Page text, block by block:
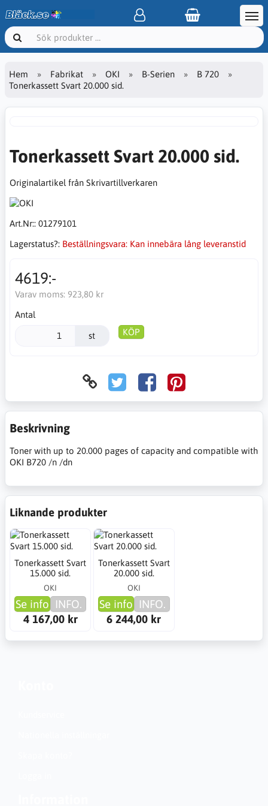
Hem Fabrikat OKI B-Serien
B 720
Tonerkassett Svart 20.000 sid.
Tonerkassett Svart 20.000 sid.
Originalartikel från Skrivartillverkaren
Art.Nr:: 01279101
Lagerstatus?: Beställningsvara: Kan innebära lång leveranstid
4619:-
Varav moms: 923,80 kr
Antal
st KÖP
Beskrivning
Toner with up to 20.000 pages of capacity and compatible with
OKI B720 /n /dn
Liknande produkter
Tonerkassett Svart
15.000 sid.
OKI
Se info INFO.
4 167,00 kr
Tonerkassett Svart
20.000 sid.
OKI
Se info INFO.
6 244,00 kr